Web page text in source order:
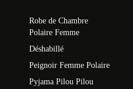
Robe de Chambre
Polaire Femme
Déshabillé
Peignoir Femme Polaire
Pyjama Pilou Pilou